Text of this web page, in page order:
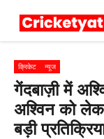
क्रिकेट न्यूज
गेंदबाज़ी में
अश्विन को
बड़ी